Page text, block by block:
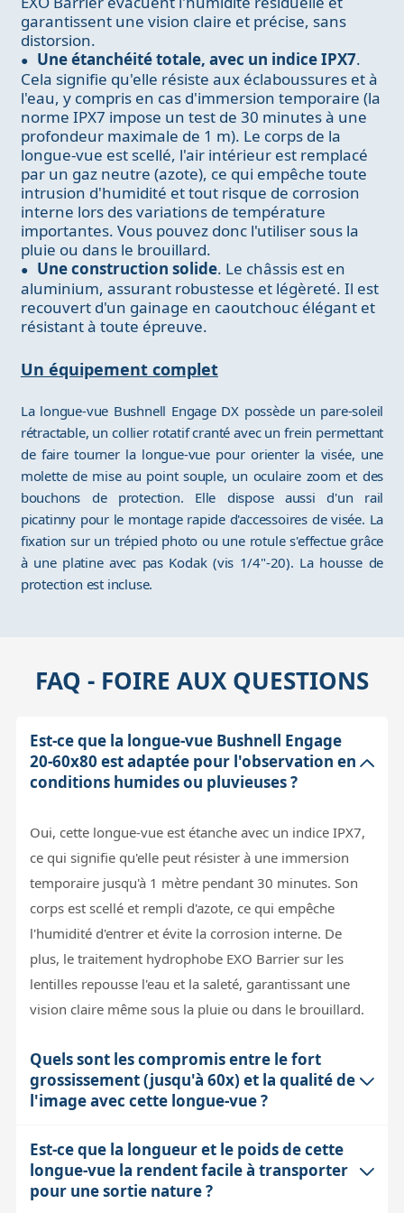
garantissent une vision claire et précise, sans
distorsion.
Une étanchéité totale, avec un indice IPX7.
Cela signifie qu'elle résiste aux éclaboussures et à
l'eau, y compris en cas d'immersion temporaire (la
norme IPX7 impose un test de 30 minutes à une
profondeur maximale de 1 m). Le corps de la
longue-vue est scellé, l'air intérieur est remplacé
par un gaz neutre (azote), ce qui empêche toute
intrusion d'humidité et tout risque de corrosion
interne lors des variations de température
importantes. Vous pouvez donc l'utiliser sous la
pluie ou dans le brouillard.
Une construction solide. Le châssis est en
aluminium, assurant robustesse et légèreté. Il est
recouvert d'un gainage en caoutchouc élégant et
résistant à toute épreuve.
Un équipement complet
La longue-vue Bushnell Engage DX possède un pare-soleil
rétractable, un collier rotatif cranté avec un frein permettant
de faire tourner la longue-vue pour orienter la visée, une
molette de mise au point souple, un oculaire zoom et des
bouchons de protection. Elle dispose aussi d'un rail
picatinny pour le montage rapide d'accessoires de visée. La
fixation sur un trépied photo ou une rotule s'effectue grâce
à une platine avec pas Kodak (vis 1/4"-20). La housse de
protection est incluse.
FAQ - FOIRE AUX QUESTIONS
Est-ce que la longue-vue Bushnell Engage
20-60x80 est adaptée pour l'observation en
conditions humides ou pluvieuses ?
Oui, cette longue-vue est étanche avec un indice IPX7,
ce qui signifie qu'elle peut résister à une immersion
temporaire jusqu'à 1 mètre pendant 30 minutes. Son
corps est scellé et rempli d'azote, ce qui empêche
l'humidité d'entrer et évite la corrosion interne. De
plus, le traitement hydrophobe EXO Barrier sur les
lentilles repousse l'eau et la saleté, garantissant une
vision claire même sous la pluie ou dans le brouillard.
Quels sont les compromis entre le fort
grossissement (jusqu'à 60x) et la qualité de
l'image avec cette longue-vue ?
À fort grossissement comme 60x, l'image peut devenir
sensible aux tremblements et à la turbulence
atmosphérique, ce qui peut rendre la vision moins
Est-ce que la longueur et le poids de cette
longue-vue la rendent facile à transporter
pour une sortie nature ?